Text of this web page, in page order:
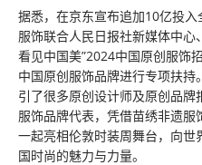
据悉，在京东宣布追加10亿投
服饰联合人民日报社新媒体中心
看见中国美”2024中国原创服饰
中国原创服饰品牌进行专项扶
引了很多原创设计师及原创品
服饰品牌代表，凭借苗绣非遗
一起亮相伦敦时装周舞台，向
国时尚的魅力与力量。